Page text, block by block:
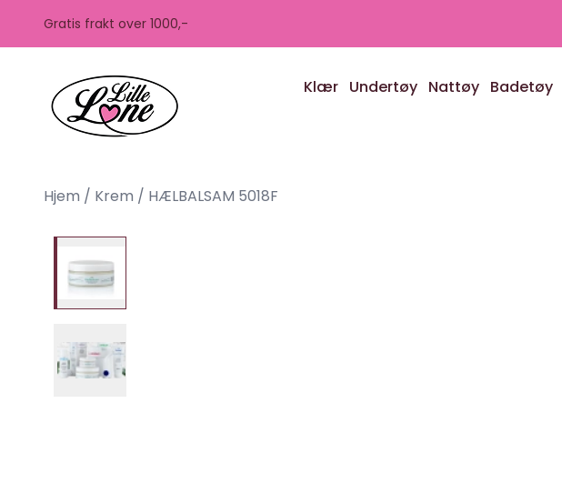
Gratis frakt over 1000,-
Klær Undertøy Nattøy Badetøy
Hjem / Krem / HÆLBALSAM 5018F